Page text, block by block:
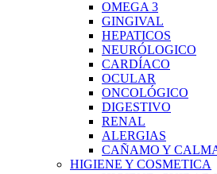
OMEGA 3
GINGIVAL
HEPATICOS
NEURÓLOGICO
CARDÍACO
OCULAR
ONCOLÓGICO
DIGESTIVO
RENAL
ALERGIAS
CAÑAMO Y
HIGIENE Y COSMETICA